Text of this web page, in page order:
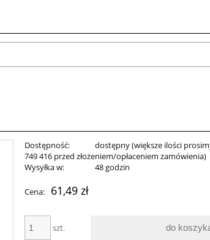
Dostępność:
dostępny (większe ilości
749 416 przed złożeniem/opłaceniem zamówienia)
Wysyłka w:
48 godzin
Cena: 61,49 zł
szt. do